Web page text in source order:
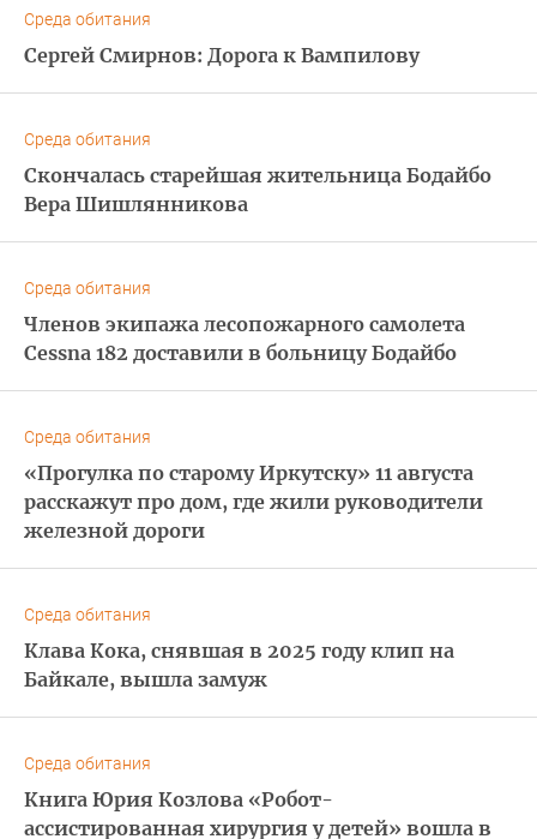
Среда обитания
Сергей Смирнов: Дорога к Вампилову
Среда обитания
Скончалась старейшая жительница Бодайбо
Вера Шишлянникова
Среда обитания
Членов экипажа лесопожарного самолета
Cessna 182 доставили в больницу Бодайбо
Среда обитания
«Прогулка по старому Иркутску» 11 августа
расскажут про дом, где жили руководители
железной дороги
Среда обитания
Клава Кока, снявшая в 2025 году клип на
Байкале, вышла замуж
Среда обитания
Книга Юрия Козлова «Робот-
ассистированная хирургия у детей» вошла в